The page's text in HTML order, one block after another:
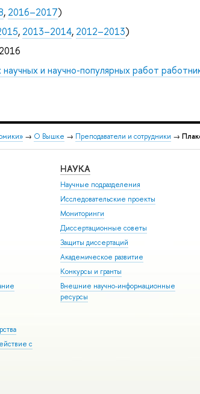
, 2016–2017)
, 2013–2014, 2012–2013)
и научно-популярных работ
→ О Вышке → Преподаватели и сотрудники →
с
НАУКА
Научные подразделения
Исследовательские проекты
Мониторинги
Диссертационные советы
Защиты диссертаций
Академическое развитие
Конкурсы и гранты
Внешние научно-информационные
ресурсы